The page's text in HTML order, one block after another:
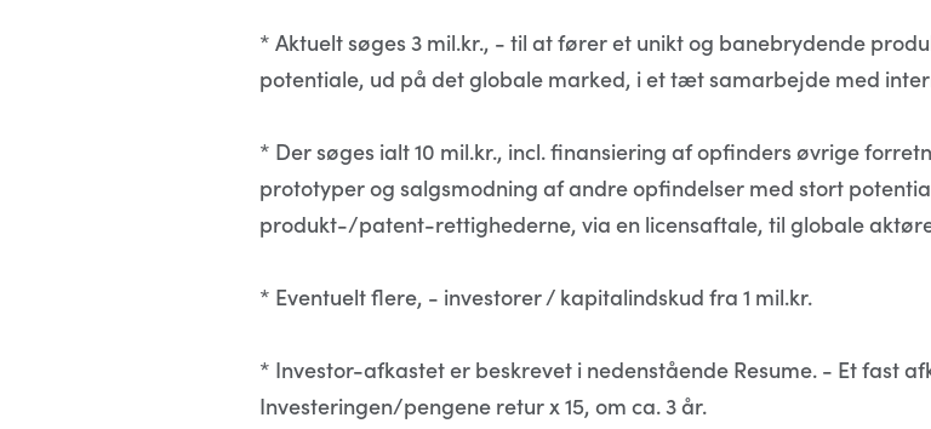
* Aktuelt søges 3 mil.kr., - til at fører et unikt og banebrydende
potentiale, ud på det globale marked, i et tæt samarbejde med
* Der søges ialt 10 mil.kr., incl. finansiering af opfinders øvrige
prototyper og salgsmodning af andre opfindelser med stort
produkt-/patent-rettighederne, via en licensaftale, til globale
* Eventuelt flere, - investorer / kapitalindskud fra 1 mil.kr.
* Investor-afkastet er beskrevet i nedenstående Resume. - Et fast
Investeringen/pengene retur x 15, om ca. 3 år.